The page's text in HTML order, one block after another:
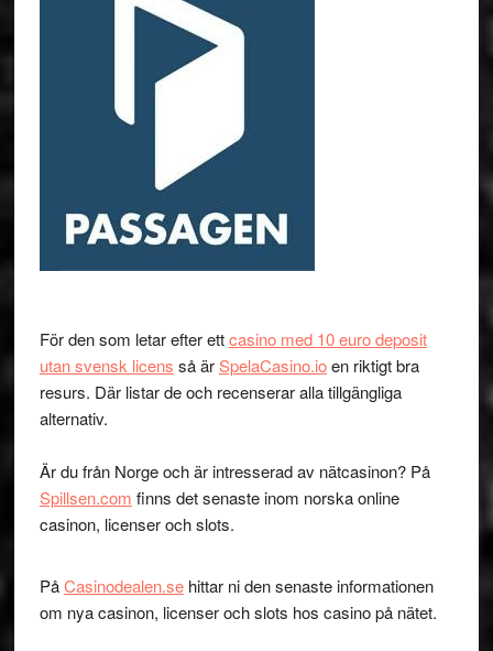
För den som letar efter ettcasino med 10 euro deposit
utan svensk licens så ärSpelaCasino.ioen riktigt bra
resurs. Där listar de och recenserar alla tillgängliga
alternativ.
Är du från Norge och är intresserad av nätcasinon? På
Spillsen.com finns det senaste inom norska online
casinon, licenser och slots.
PåCasinodealen.sehittar ni den senaste informationen
om nya casinon, licenser och slots hos casino på nätet.